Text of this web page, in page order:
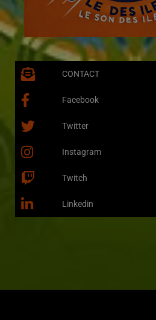
CONTACT
Facebook
Twitter
Instagram
Twitch
Linkedin